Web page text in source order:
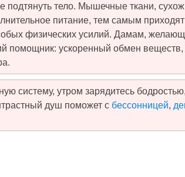
тело. Мышечные ткани,
питание, тем самым приходят
физических усилий. Дамам,
помощник: ускоренный обмен
систему, утром зарядитесь
душ поможет с бессонницей,